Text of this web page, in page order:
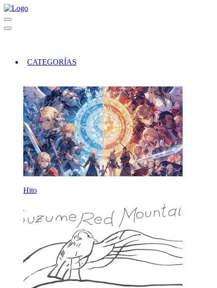
CATEGORÍAS
Hito